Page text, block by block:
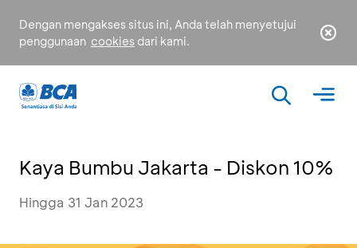
Dengan mengakses situs ini, Anda telah menyetujui
penggunaan cookies dari kami.
Kaya Bumbu Jakarta - Diskon 10%
Hingga 31 Jan 2023